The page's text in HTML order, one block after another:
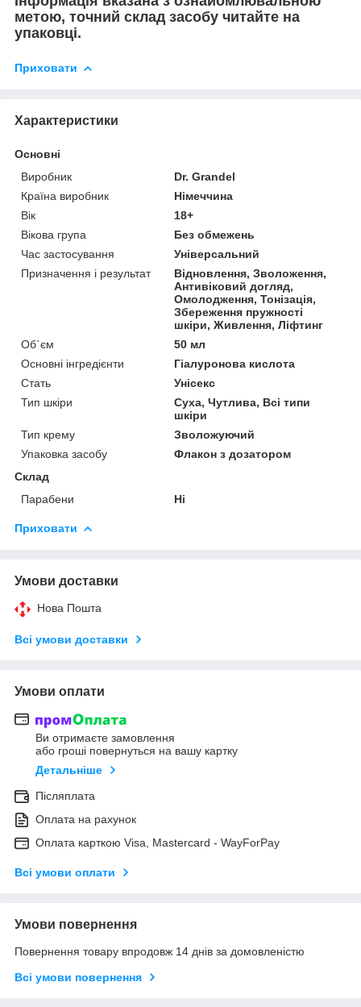
метою, точний склад засобу читайте на
упаковці.
Приховати
Характеристики
Основні
Виробник
Dr. Grandel
Країна виробник
Німеччина
Вік
18+
Вікова група
Без обмежень
Час застосування
Універсальний
Призначення і результат
Відновлення, Зволоження,
Антивіковий догляд,
Омолодження, Тонізація,
Збереження пружності
шкіри, Живлення, Ліфтинг
Об`єм
50 мл
Основні інгредієнти
Гіалуронова кислота
Стать
Унісекс
Тип шкіри
Суха, Чутлива, Всі типи
шкіри
Тип крему
Зволожуючий
Упаковка засобу
Флакон з дозатором
Склад
Парабени
Ні
Приховати
Умови доставки
Нова Пошта
Всі умови доставки
Умови оплати
Ви отримаєте замовлення
або гроші повернуться на вашу картку
Детальніше
Післяплата
Оплата на рахунок
Оплата карткою Visa, Mastercard - WayForPay
Всі умови оплати
Умови повернення
Повернення товару впродовж 14 днів за домовленістю
Всі умови повернення